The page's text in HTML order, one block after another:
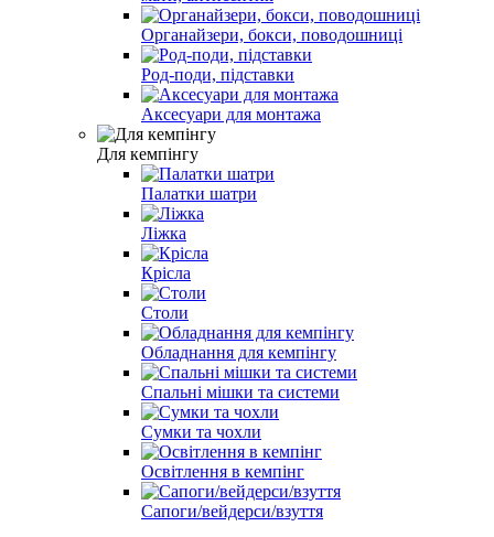
Органайзери, бокси, поводошниці
Род-поди, підставки
Аксесуари для монтажа
Для кемпінгу
Палатки шатри
Ліжка
Крісла
Столи
Обладнання для кемпінгу
Спальні мішки та системи
Сумки та чохли
Освітлення в кемпінг
Сапоги/вейдерси/взуття